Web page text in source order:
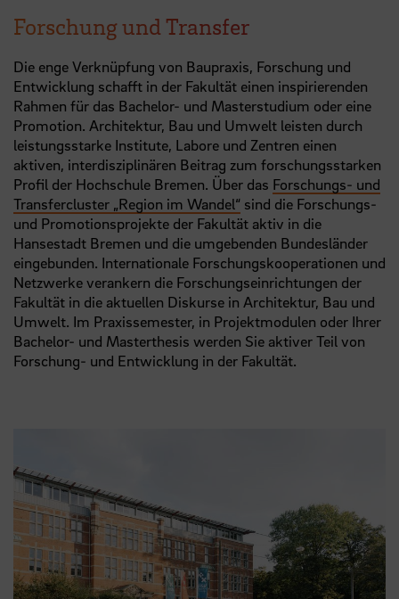
Forschung und Transfer
Die enge Verknüpfung von Baupraxis, Forschung und
Entwicklung schafft in der Fakultät einen inspirierenden
Rahmen für das Bachelor- und Masterstudium oder eine
Promotion. Architektur, Bau und Umwelt leisten durch
leistungsstarke Institute, Labore und Zentren einen
aktiven, interdisziplinären Beitrag zum forschungsstarken
Profil der Hochschule Bremen. Über das Forschungs- und
Transfercluster „Region im Wandel“ sind die Forschungs-
und Promotionsprojekte der Fakultät aktiv in die
Hansestadt Bremen und die umgebenden Bundesländer
eingebunden. Internationale Forschungskooperationen und
Netzwerke verankern die Forschungseinrichtungen der
Fakultät in die aktuellen Diskurse in Architektur, Bau und
Umwelt. Im Praxissemester, in Projektmodulen oder Ihrer
Bachelor- und Masterthesis werden Sie aktiver Teil von
Forschung- und Entwicklung in der Fakultät.